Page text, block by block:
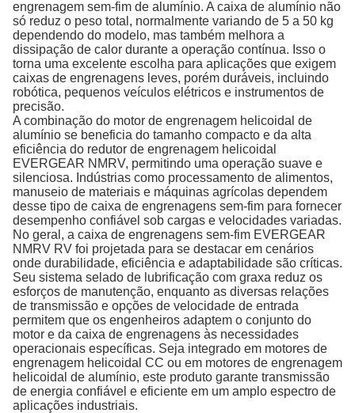
engrenagem sem-fim de alumínio. A caixa de alumínio não
só reduz o peso total, normalmente variando de 5 a 50 kg
dependendo do modelo, mas também melhora a
dissipação de calor durante a operação contínua. Isso o
torna uma excelente escolha para aplicações que exigem
caixas de engrenagens leves, porém duráveis, incluindo
robótica, pequenos veículos elétricos e instrumentos de
precisão.
A combinação do motor de engrenagem helicoidal de
alumínio se beneficia do tamanho compacto e da alta
eficiência do redutor de engrenagem helicoidal
EVERGEAR NMRV, permitindo uma operação suave e
silenciosa. Indústrias como processamento de alimentos,
manuseio de materiais e máquinas agrícolas dependem
desse tipo de caixa de engrenagens sem-fim para fornecer
desempenho confiável sob cargas e velocidades variadas.
No geral, a caixa de engrenagens sem-fim EVERGEAR
NMRV RV foi projetada para se destacar em cenários
onde durabilidade, eficiência e adaptabilidade são críticas.
Seu sistema selado de lubrificação com graxa reduz os
esforços de manutenção, enquanto as diversas relações
de transmissão e opções de velocidade de entrada
permitem que os engenheiros adaptem o conjunto do
motor e da caixa de engrenagens às necessidades
operacionais específicas. Seja integrado em motores de
engrenagem helicoidal CC ou em motores de engrenagem
helicoidal de alumínio, este produto garante transmissão
de energia confiável e eficiente em um amplo espectro de
aplicações industriais.